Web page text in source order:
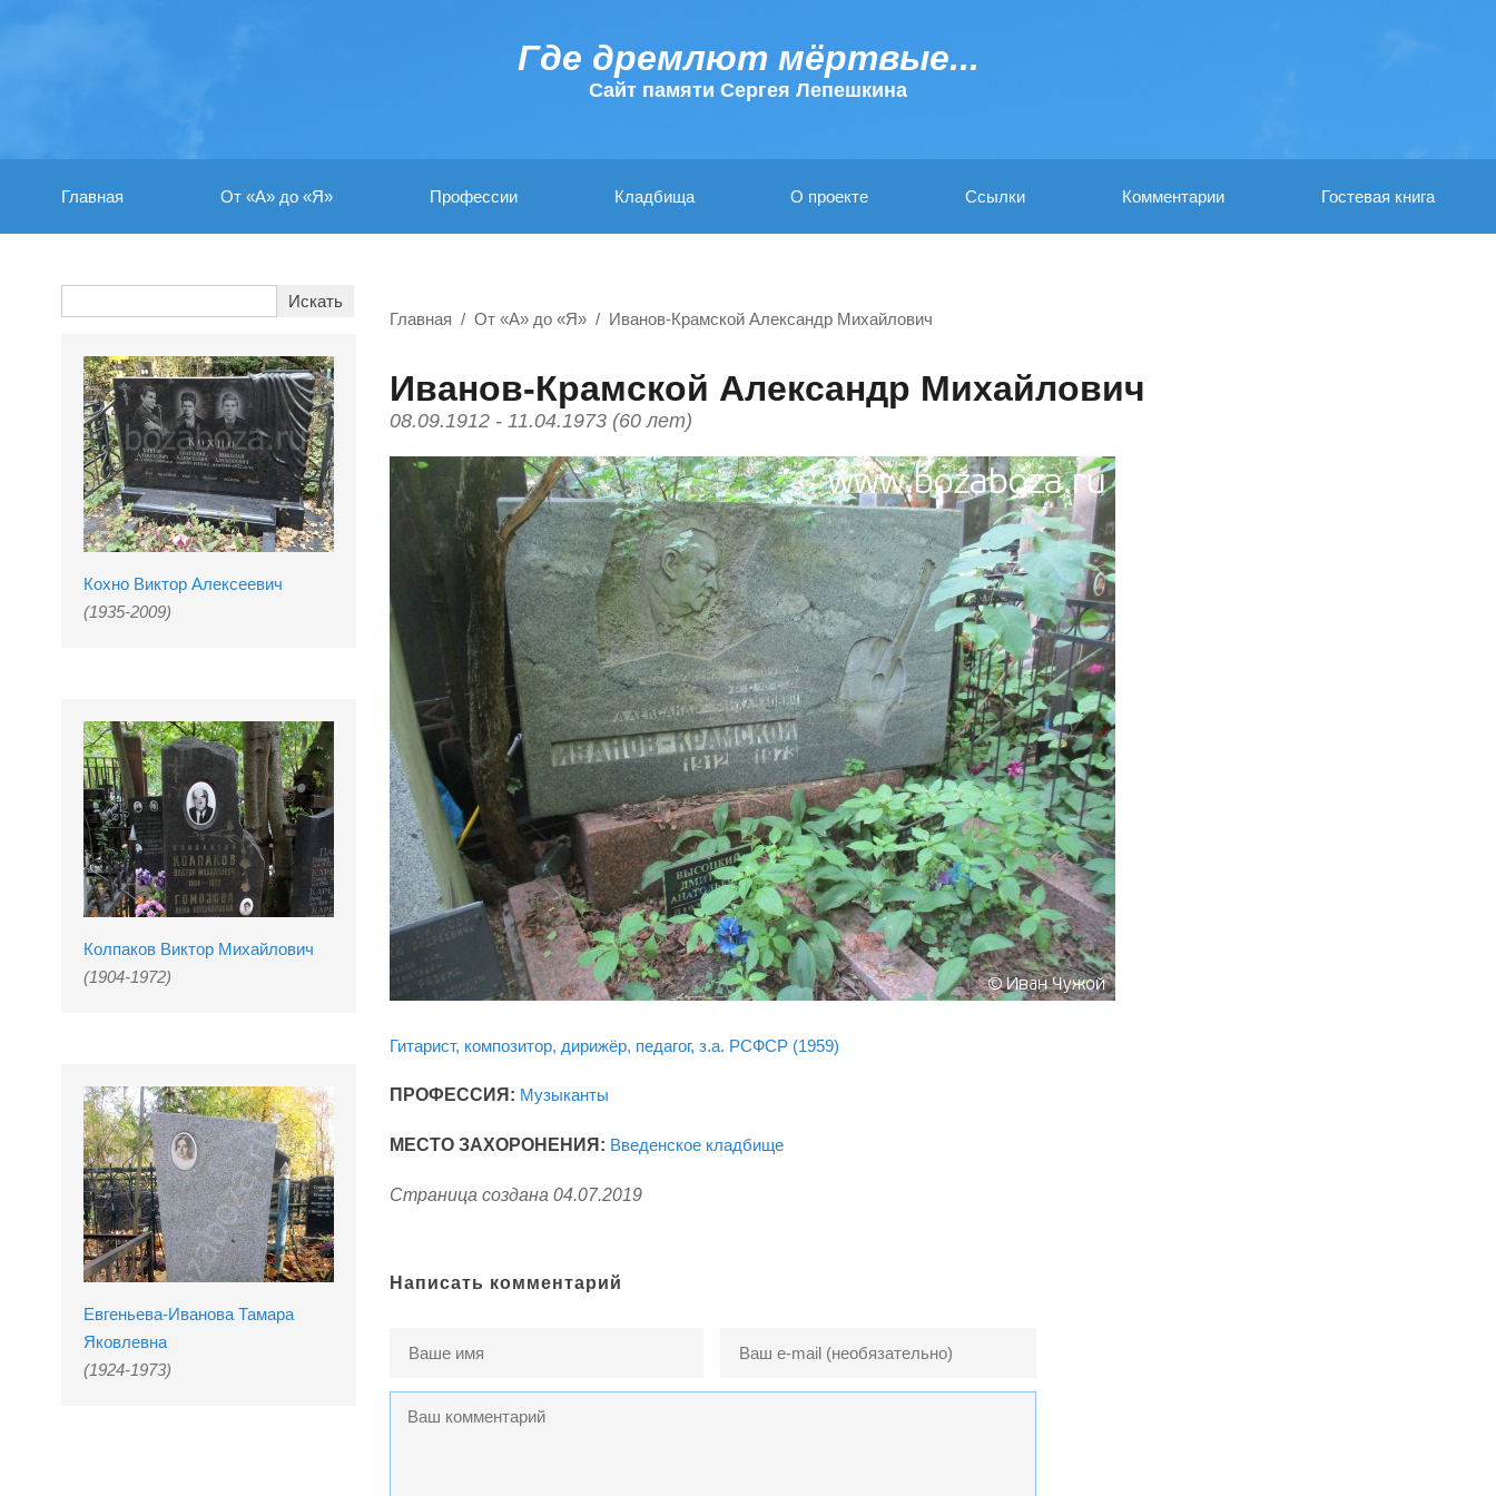
Где дремлют мёртвые...
Cайт памяти Сергея Лепешкина
Главная От «А» до «Я» Профессии Кладбища О проекте Ссылки Комментарии Гостевая книга
Кохно Виктор Алексеевич
(1935-2009)
Колпаков Виктор Михайлович
(1904-1972)
Евгеньева-Иванова Тамара
Яковлевна
(1924-1973)
Главная От «А» до «Я» Иванов-Крамской Александр Михайлович
Иванов-Крамской Александр Михайлович
08.09.1912 - 11.04.1973 (60 лет)
Гитарист, композитор, дирижёр, педагог, з.а. РСФСР (1959)
ПРОФЕССИЯ: Музыканты
МЕСТО ЗАХОРОНЕНИЯ: Введенское кладбище
Страница создана 04.07.2019
Написать комментарий